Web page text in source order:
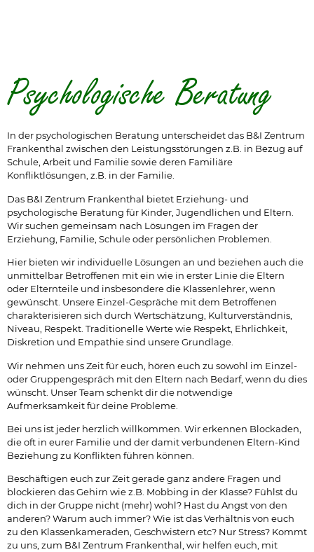
Psychologische Beratung
In der psychologischen Beratung unterscheidet das B&I Zentrum
Frankenthal zwischen den Leistungsstörungen z.B. in Bezug auf
Schule, Arbeit und Familie sowie deren Familiäre
Konfliktlösungen, z.B. in der Familie.
Das B&I Zentrum Frankenthal bietet Erziehung- und
psychologische Beratung für Kinder, Jugendlichen und Eltern.
Wir suchen gemeinsam nach Lösungen im Fragen der
Erziehung, Familie, Schule oder persönlichen Problemen.
Hier bieten wir individuelle Lösungen an und beziehen auch die
unmittelbar Betroffenen mit ein wie in erster Linie die Eltern
oder Elternteile und insbesondere die Klassenlehrer, wenn
gewünscht. Unsere Einzel-Gespräche mit dem Betroffenen
charakterisieren sich durch Wertschätzung, Kulturverständnis,
Niveau, Respekt. Traditionelle Werte wie Respekt, Ehrlichkeit,
Diskretion und Empathie sind unsere Grundlage.
Wir nehmen uns Zeit für euch, hören euch zu sowohl im Einzel-
oder Gruppengespräch mit den Eltern nach Bedarf, wenn du dies
wünscht. Unser Team schenkt dir die notwendige
Aufmerksamkeit für deine Probleme.
Bei uns ist jeder herzlich willkommen. Wir erkennen Blockaden,
die oft in eurer Familie und der damit verbundenen Eltern-Kind
Beziehung zu Konflikten führen können.
Beschäftigen euch zur Zeit gerade ganz andere Fragen und
blockieren das Gehirn wie z.B. Mobbing in der Klasse? Fühlst du
dich in der Gruppe nicht (mehr) wohl? Hast du Angst von den
anderen? Warum auch immer? Wie ist das Verhältnis von euch
zu den Klassenkameraden, Geschwistern etc? Nur Stress? Kommt
zu uns, zum B&I Zentrum Frankenthal, wir helfen euch, mit